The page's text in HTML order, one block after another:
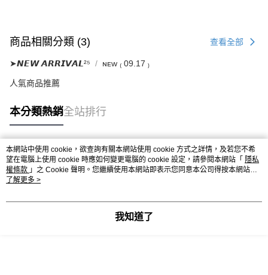
商品相關分類 (3) 查看全部
➤𝙉𝙀𝙒 𝘼𝙍𝙍𝙄𝙑𝘼𝙇²⁵ ɴᴇᴡ ₍ 09.17 ₎
人氣商品推薦
本分類熱銷全站排行
熱門標籤
本網站中使用 cookie，欲查詢有關本網站使用 cookie 方式之詳情，及若您不希
望在電腦上使用 cookie 時應如何變更電腦的 cookie 設定，請參閱本網站「 隱私
權條款 」之 Cookie 聲明。您繼續使用本網站即表示您同意本公司得按本網站使
用條款之 Cookie 聲明使用 cookie。
了解更多 >
我知道了